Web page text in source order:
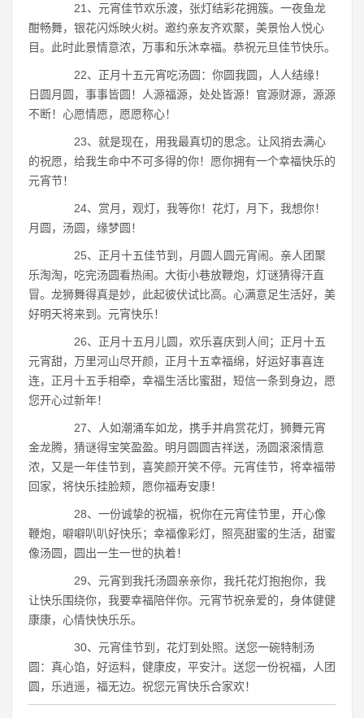
21、元宵佳节欢乐渡，张灯结彩花拥簇。一夜鱼龙
酣畅舞，银花闪烁映火树。邀约亲友齐欢聚，美景怡人悦心
目。此时此景情意浓，万事和乐沐幸福。恭祝元旦佳节快乐。
22、正月十五元宵吃汤圆：你圆我圆，人人结缘！
日圆月圆，事事皆圆！人源福源，处处皆源！官源财源，源源
不断！心愿情愿，愿愿称心！
23、就是现在，用我最真切的思念。让风捎去满心
的祝愿，给我生命中不可多得的你！愿你拥有一个幸福快乐的
元宵节！
24、赏月，观灯，我等你！花灯，月下，我想你！
月圆，汤圆，缘梦圆！
25、正月十五佳节到，月圆人圆元宵闹。亲人团聚
乐淘淘，吃完汤圆看热闹。大街小巷放鞭炮，灯谜猜得汗直
冒。龙狮舞得真是妙，此起彼伏试比高。心满意足生活好，美
好明天将来到。元宵快乐！
26、正月十五月儿圆，欢乐喜庆到人间；正月十五
元宵甜，万里河山尽开颜，正月十五幸福绵，好运好事喜连
连，正月十五手相牵，幸福生活比蜜甜，短信一条到身边，愿
您开心过新年！
27、人如潮涌车如龙，携手并肩赏花灯，狮舞元宵
金龙腾，猜谜得宝笑盈盈。明月圆圆吉祥送，汤圆滚滚情意
浓，又是一年佳节到，喜笑颜开笑不停。元宵佳节，将幸福带
回家，将快乐挂脸颊，愿你福寿安康！
28、一份诚挚的祝福，祝你在元宵佳节里，开心像
鞭炮，噼噼叭叭好快乐；幸福像彩灯，照亮甜蜜的生活，甜蜜
像汤圆，圆出一生一世的执着！
29、元宵到我托汤圆亲亲你，我托花灯抱抱你，我
让快乐围绕你，我要幸福陪伴你。元宵节祝亲爱的，身体健健
康康，心情快快乐乐。
30、元宵佳节到，花灯到处照。送您一碗特制汤
圆：真心馅，好运料，健康皮，平安汁。送您一份祝福，人团
圆，乐逍遥，福无边。祝您元宵快乐合家欢！